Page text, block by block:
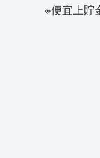
※便宜上貯